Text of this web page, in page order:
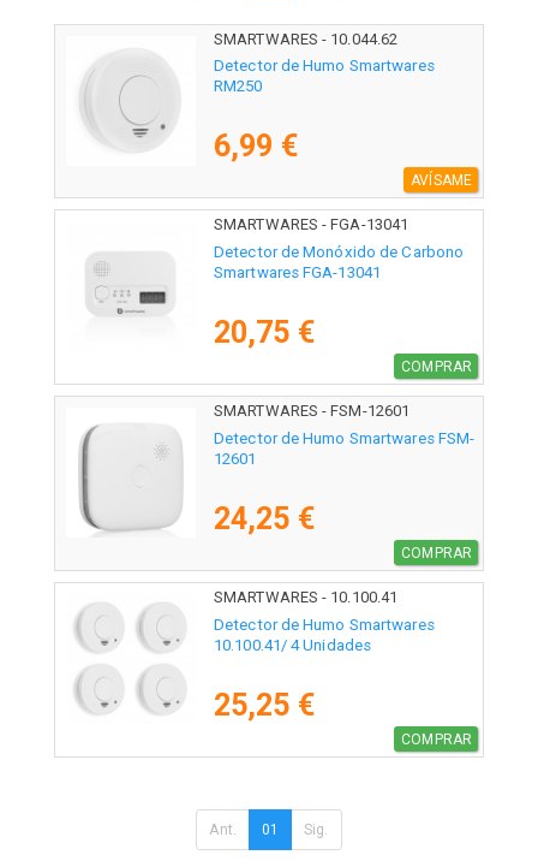
SMARTWARES - 10.044.62
Detector de Humo Smartwares
RM250
6,99 €
AVÍSAME
SMARTWARES - FGA-13041
Detector de Monóxido de Carbono
Smartwares FGA-13041
20,75 €
COMPRAR
SMARTWARES - FSM-12601
Detector de Humo Smartwares FSM-
12601
24,25 €
COMPRAR
SMARTWARES - 10.100.41
Detector de Humo Smartwares
10.100.41/ 4 Unidades
25,25 €
COMPRAR
Ant. 01 Sig.